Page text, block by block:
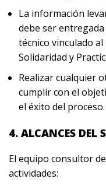
La información
debe ser
técnico vinculado al
Solidaridad y
Realizar cualquier
cumplir con el
el éxito del proceso.
4. ALCANCES DEL
El equipo consultor
actividades: